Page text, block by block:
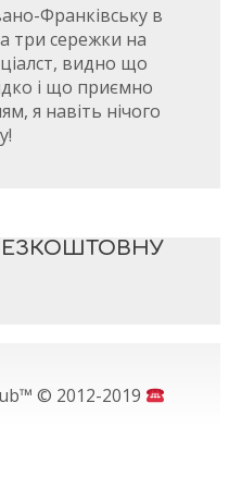
Франківську в
три сережки на
видно що
і що приємно
я навіть нічого
™ © 2012-2019